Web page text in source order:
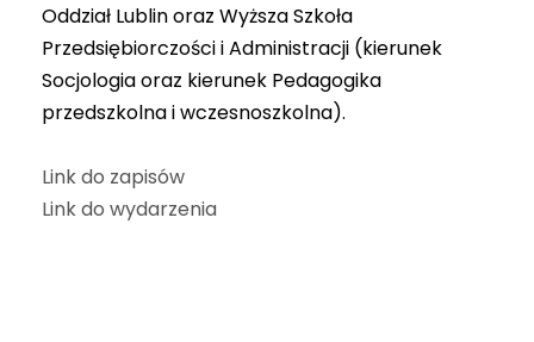
Oddział Lublin oraz Wyższa Szkoła
Przedsiębiorczości i Administracji (kierunek
Socjologia oraz kierunek Pedagogika
przedszkolna i wczesnoszkolna).
Link do zapisów
Link do wydarzenia